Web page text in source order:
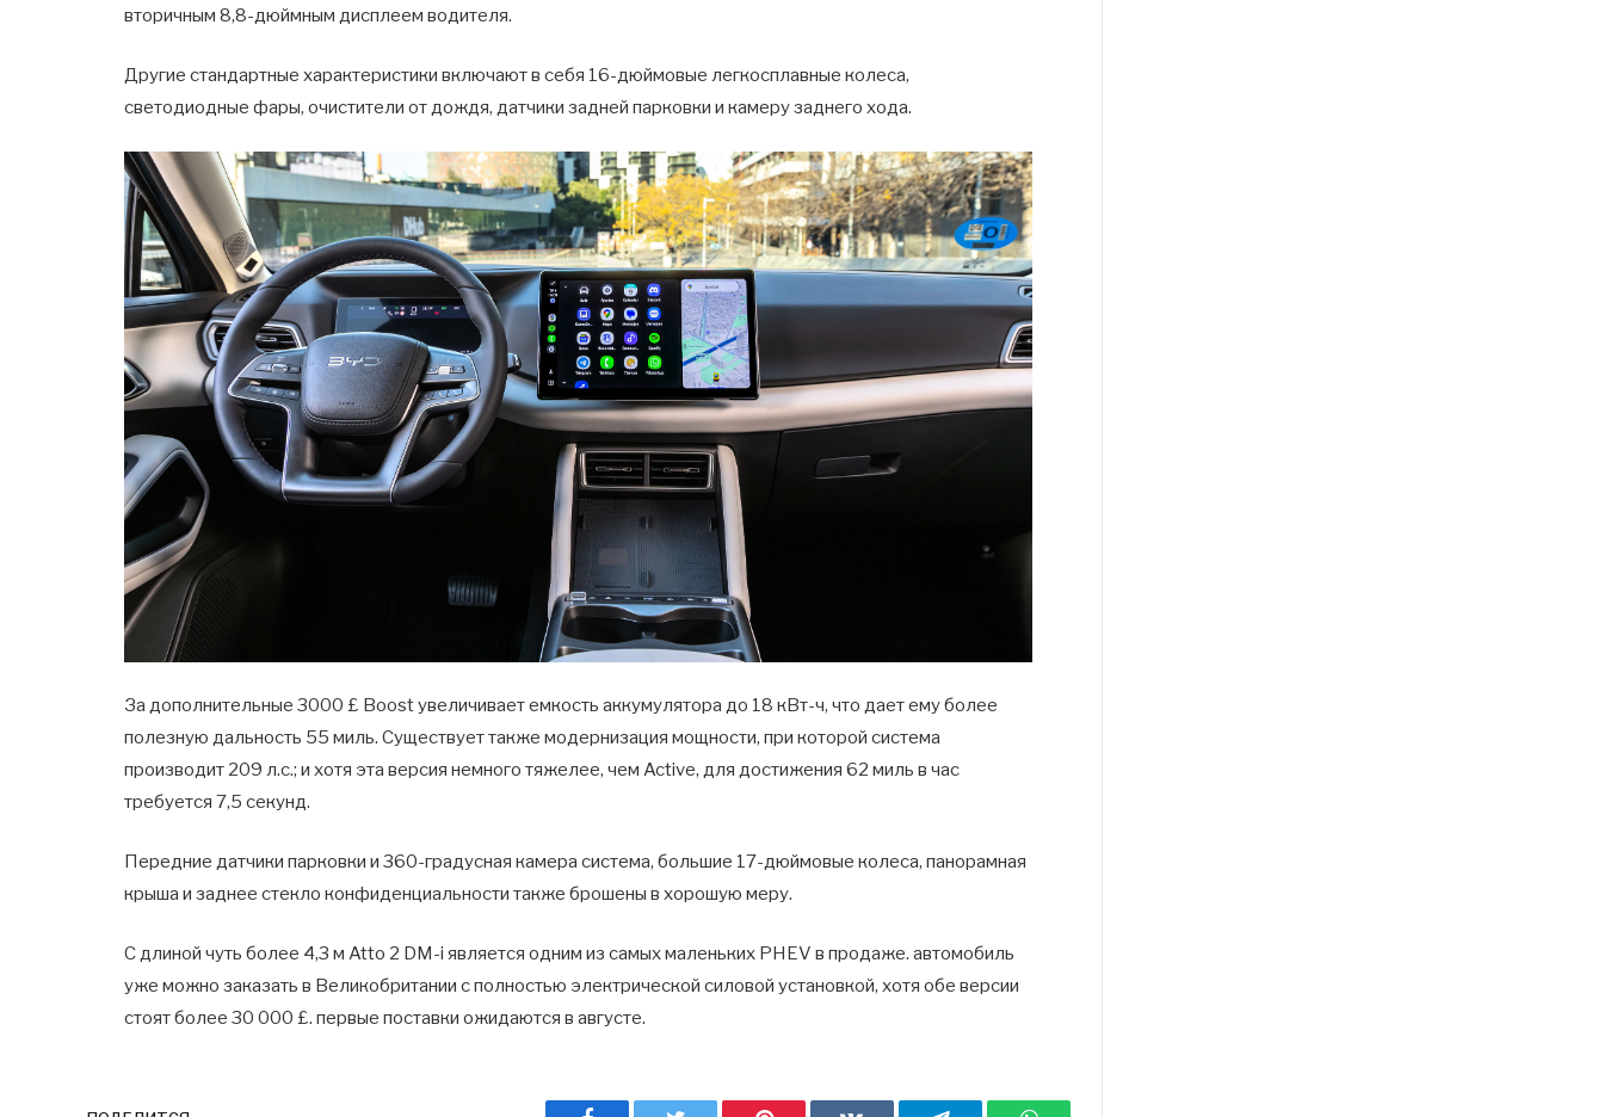
вторичным 8,8-дюймным дисплеем водителя.
Другие стандартные характеристики включают в себя 16-дюймовые легкосплавные колеса,
светодиодные фары, очистители от дождя, датчики задней парковки и камеру заднего хода.
За дополнительные 3000 £ Boost увеличивает емкость аккумулятора до 18 кВт-ч, что дает ему более
полезную дальность 55 миль. Существует также модернизация мощности, при которой система
производит 209 л.с.; и хотя эта версия немного тяжелее, чем Active, для достижения 62 миль в час
требуется 7,5 секунд.
Передние датчики парковки и 360-градусная камера система, большие 17-дюймовые колеса, панорамная
крыша и заднее стекло конфиденциальности также брошены в хорошую меру.
С длиной чуть более 4,3 м Atto 2 DM-i является одним из самых маленьких PHEV в продаже. автомобиль
уже можно заказать в Великобритании с полностью электрической силовой установкой, хотя обе версии
стоят более 30 000 £. первые поставки ожидаются в августе.